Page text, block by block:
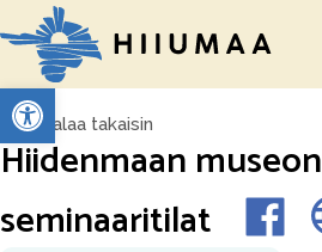
Open toolbar
Palaa takaisin
Hiidenmaan museon
seminaaritilat